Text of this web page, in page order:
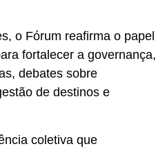
o Fórum reafirma o papel
fortalecer a governança,
debates sobre
de destinos e
coletiva que